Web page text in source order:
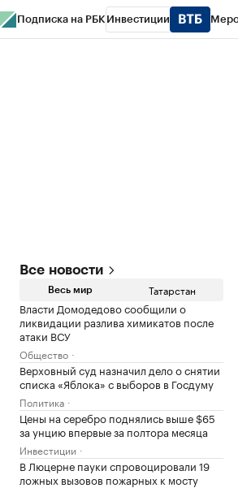
Подписка на РБК Инвестиции
Все новости
Весь мир Татарстан
Власти Домодедово сообщили о
ликвидации разлива химикатов после
атаки ВСУ
Общество
Верховный суд назначил дело о снятии
списка «Яблока» с выборов в Госдуму
Политика
Цены на серебро поднялись выше $65
за унцию впервые за полтора месяца
Инвестиции
В Люцерне пауки спровоцировали 19
ложных вызовов пожарных к мосту